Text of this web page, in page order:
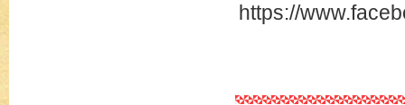
https://